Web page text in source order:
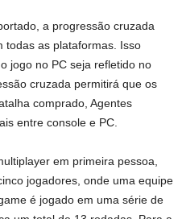
a progressão cruzada
todas as plataformas. Isso
jogo no PC seja refletido no
cruzada permitirá que os
comprado, Agentes
entre console e PC.
em primeira pessoa,
jogadores, onde uma equipe
é jogado em uma série de